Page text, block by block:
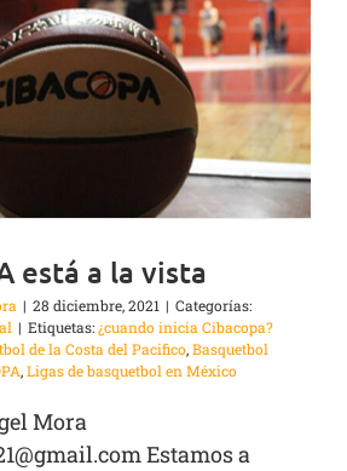
está a la vista
| 28 diciembre, 2021 | Categorías:
| Etiquetas:¿cuando inicia Cibacopa?
de la Costa del Pacifico,Basquetbol
,Ligas de basquetbol en México
Mora
Estamos a